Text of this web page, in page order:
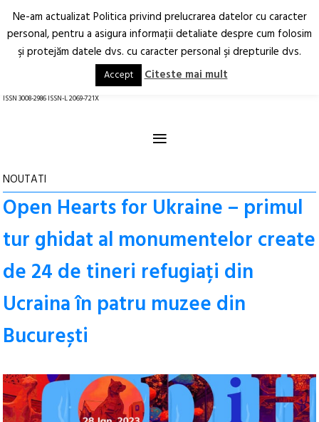
Arhitectură.
Oraș.
RO EN
ISSN 3008-2986 ISSN-L 2069-721X
≡
NOUTATI
Open Hearts for Ukraine – primul
tur ghidat al monumentelor create
de 24 de tineri refugiați din
Ucraina în patru muzee din
București
Ne-am actualizat Politica privind prelucrarea datelor cu caracter
personal, pentru a asigura informaţii detaliate despre cum folosim
şi protejăm datele dvs. cu caracter personal şi drepturile dvs.
Accept Citeste mai mult